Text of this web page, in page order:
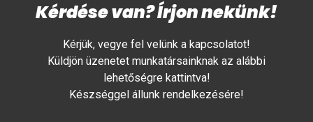
Kérdése van? Írjon nekünk!
Kérjük, vegye fel velünk a kapcsolatot!
Küldjön üzenetet munkatársainknak az alábbi
lehetőségre kattintva!
Készséggel állunk rendelkezésére!